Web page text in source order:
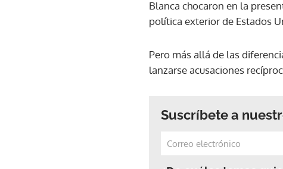
Blanca chocaron en la
política exterior de Estados
Pero más allá de las
lanzarse acusaciones
Suscríbete a